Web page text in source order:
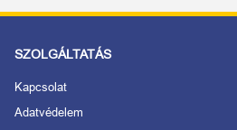
SZOLGÁLTATÁS
Kapcsolat
Adatvédelem